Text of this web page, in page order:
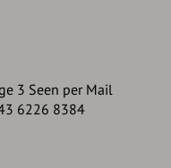
der Parkplatz für Sie
3 Seen per Mail
6226 8384